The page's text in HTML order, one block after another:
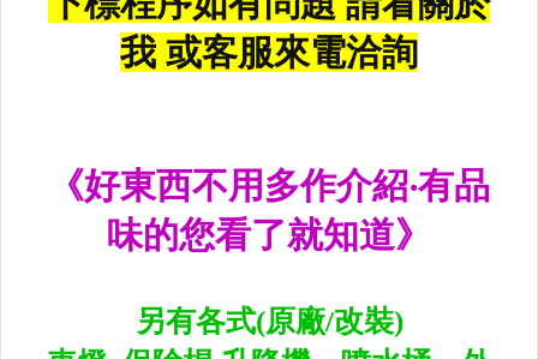
排氣管.內龜板.下護板.擋泥板
各車系燈眉.空力套件
避震器.卡鉗.來另片.短彈簧